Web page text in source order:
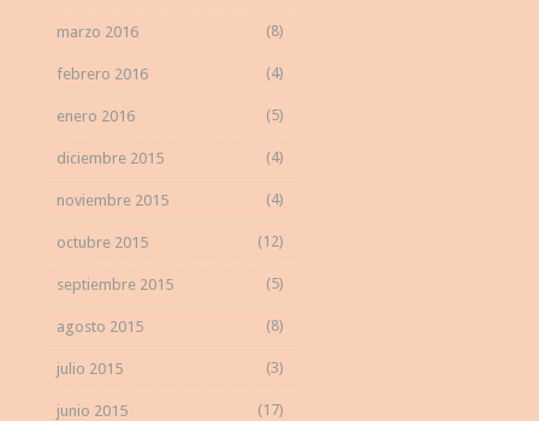
marzo 2016 (8)
febrero 2016 (4)
enero 2016 (5)
diciembre 2015 (4)
noviembre 2015 (4)
octubre 2015 (12)
septiembre 2015 (5)
agosto 2015 (8)
julio 2015 (3)
junio 2015 (17)